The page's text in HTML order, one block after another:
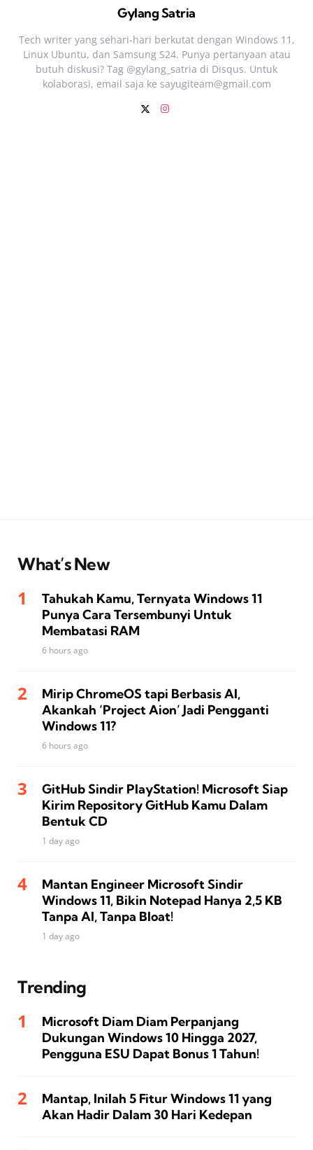
Gylang Satria
Tech writer yang sehari‑hari berkutat dengan Windows 11,
Linux Ubuntu, dan Samsung S24. Punya pertanyaan atau
butuh diskusi? Tag @gylang_satria di Disqus. Untuk
kolaborasi, email saja ke sayugiteam@gmail.com
What’s New
Tahukah Kamu, Ternyata Windows 11
Punya Cara Tersembunyi Untuk
Membatasi RAM
6 hours ago
Mirip ChromeOS tapi Berbasis AI,
Akankah ‘Project Aion’ Jadi Pengganti
Windows 11?
6 hours ago
GitHub Sindir PlayStation! Microsoft Siap
Kirim Repository GitHub Kamu Dalam
Bentuk CD
1 day ago
Mantan Engineer Microsoft Sindir
Windows 11, Bikin Notepad Hanya 2,5 KB
Tanpa AI, Tanpa Bloat!
1 day ago
Trending
Microsoft Diam Diam Perpanjang
Dukungan Windows 10 Hingga 2027,
Pengguna ESU Dapat Bonus 1 Tahun!
Mantap, Inilah 5 Fitur Windows 11 yang
Akan Hadir Dalam 30 Hari Kedepan